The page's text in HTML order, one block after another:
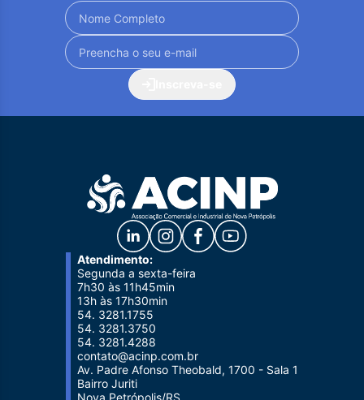
Atendimento:
Segunda a sexta-feira
7h30 às 11h45min
13h às 17h30min
54. 3281.1755
54. 3281.3750
54. 3281.4288
contato@acinp.com.br
Av. Padre Afonso Theobald, 1700 - Sala 1
Bairro Juriti
Nova Petrópolis/RS